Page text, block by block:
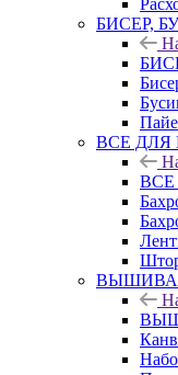
БИСЕР,
ВСЕ ДЛЯ